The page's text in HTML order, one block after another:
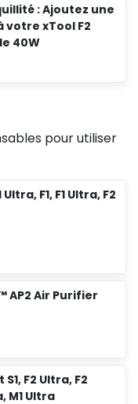
: Ajoutez une
votre xTool F2
40W
pour utiliser
F1, F1 Ultra, F2
AP2 Air Purifier
F2 Ultra, F2
M1 Ultra